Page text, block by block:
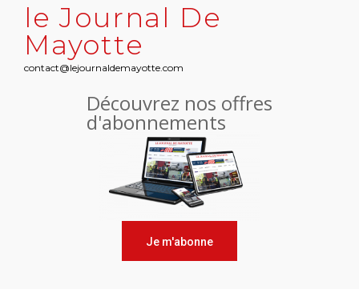
le Journal De
Mayotte
contact@lejournaldemayotte.com
Découvrez nos offres
d'abonnements
Je m'abonne